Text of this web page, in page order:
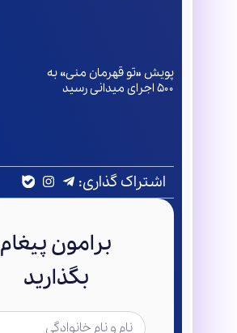
پویش «تو قهرمان منی» به
۵۰۰ اجرای میدانی رسید
اشتراک گذاری:
برامون پیغام
بگذارید